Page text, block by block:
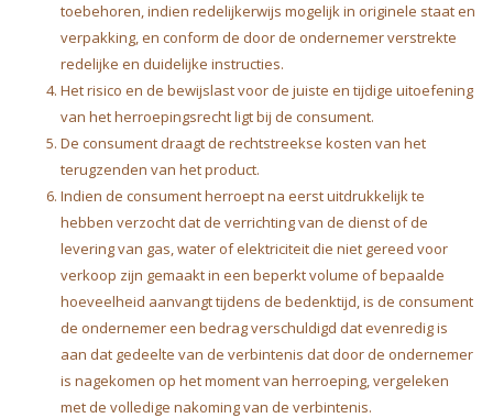
toebehoren, indien redelijkerwijs mogelijk in originele staat en
verpakking, en conform de door de ondernemer verstrekte
redelijke en duidelijke instructies.
Het risico en de bewijslast voor de juiste en tijdige uitoefening
van het herroepingsrecht ligt bij de consument.
De consument draagt de rechtstreekse kosten van het
terugzenden van het product.
Indien de consument herroept na eerst uitdrukkelijk te
hebben verzocht dat de verrichting van de dienst of de
levering van gas, water of elektriciteit die niet gereed voor
verkoop zijn gemaakt in een beperkt volume of bepaalde
hoeveelheid aanvangt tijdens de bedenktijd, is de consument
de ondernemer een bedrag verschuldigd dat evenredig is
aan dat gedeelte van de verbintenis dat door de ondernemer
is nagekomen op het moment van herroeping, vergeleken
met de volledige nakoming van de verbintenis.